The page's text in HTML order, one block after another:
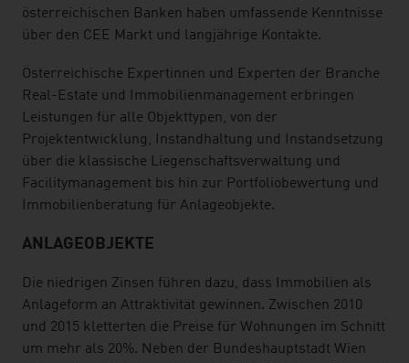
österreichischen Banken haben umfassende Kenntnisse
über den CEE Markt und langjährige Kontakte.
Österreichische Expertinnen und Experten der Branche
Real-Estate und Immobilienmanagement erbringen
Leistungen für alle Objekttypen, von der
Projektentwicklung, Instandhaltung und Instandsetzung
über die klassische Liegenschaftsverwaltung und
Facilitymanagement bis hin zur Portfoliobewertung und
Immobilienberatung für Anlageobjekte.
ANLAGEOBJEKTE
Die niedrigen Zinsen führen dazu, dass Immobilien als
Anlageform an Attraktivität gewinnen. Zwischen 2010
und 2015 kletterten die Preise für Wohnungen im Schnitt
um mehr als 20%. Neben der Bundeshauptstadt Wien